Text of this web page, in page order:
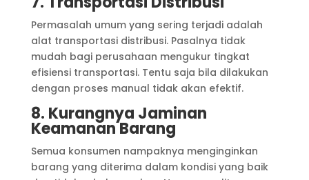
Permasalah umum yang sering terjadi adalah
alat transportasi distribusi. Pasalnya tidak
mudah bagi perusahaan mengukur tingkat
efisiensi transportasi. Tentu saja bila dilakukan
dengan proses manual tidak akan efektif.
8. Kurangnya Jaminan
Keamanan Barang
Semua konsumen nampaknya menginginkan
barang yang diterima dalam kondisi yang baik